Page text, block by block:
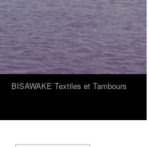
BISAWAKE Textiles et Tambours